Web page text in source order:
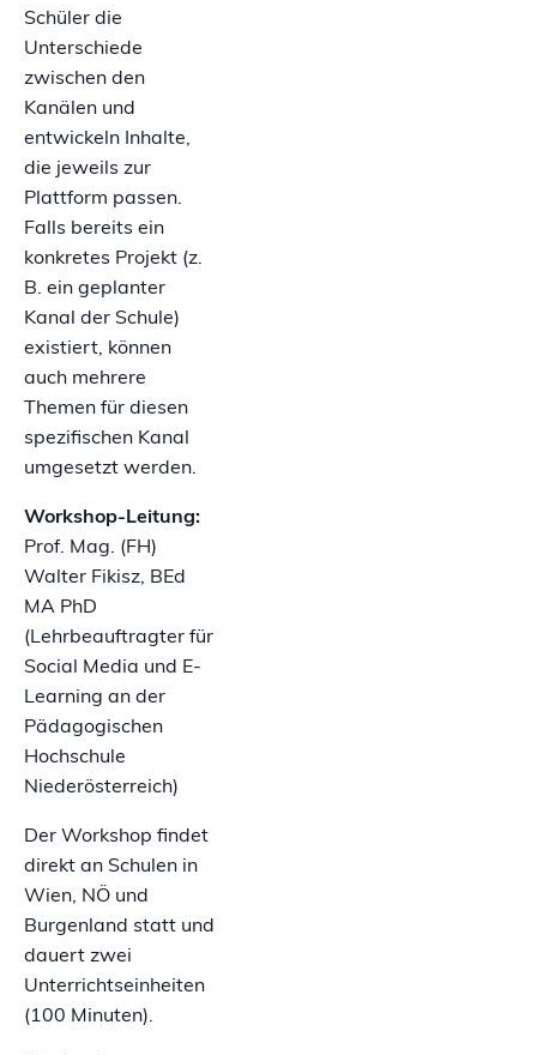
Schüler die
Unterschiede
zwischen den
Kanälen und
entwickeln Inhalte,
die jeweils zur
Plattform passen.
Falls bereits ein
konkretes Projekt (z.
B. ein geplanter
Kanal der Schule)
existiert, können
auch mehrere
Themen für diesen
spezifischen Kanal
umgesetzt werden.
Workshop-Leitung:
Prof. Mag. (FH)
Walter Fikisz, BEd
MA PhD
(Lehrbeauftragter für
Social Media und E-
Learning an der
Pädagogischen
Hochschule
Niederösterreich)
Der Workshop findet
direkt an Schulen in
Wien, NÖ und
Burgenland statt und
dauert zwei
Unterrichtseinheiten
(100 Minuten).